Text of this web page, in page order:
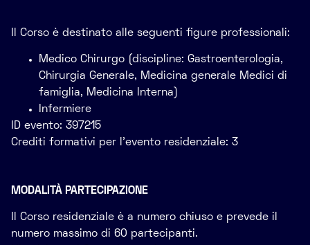
Il Corso è destinato alle seguenti figure professionali:
Medico Chirurgo (discipline: Gastroenterologia,
Chirurgia Generale, Medicina generale Medici di
famiglia, Medicina Interna)
Infermiere
ID evento: 397215
Crediti formativi per l’evento residenziale: 3
MODALITÀ PARTECIPAZIONE
Il Corso residenziale è a numero chiuso e prevede il
numero massimo di 60 partecipanti.